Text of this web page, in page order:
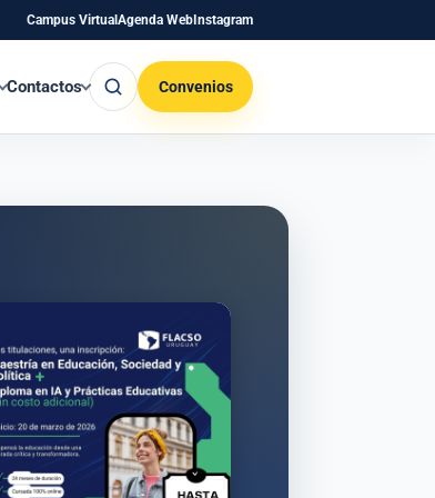
Campus VirtualAgenda WebInstagram
Contactos Buscar Convenios